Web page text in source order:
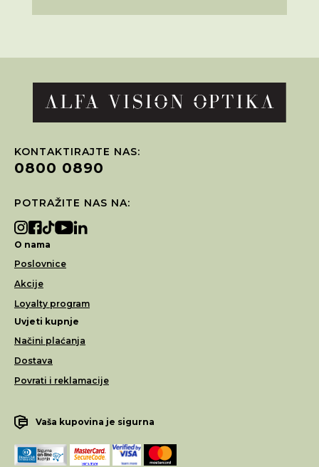
KONTAKTIRAJTE NAS:
0800 0890
POTRAŽITE NAS NA:
O nama
Poslovnice
Akcije
Loyalty program
Uvjeti kupnje
Načini plaćanja
Dostava
Povrati i reklamacije
Vaša kupovina je sigurna